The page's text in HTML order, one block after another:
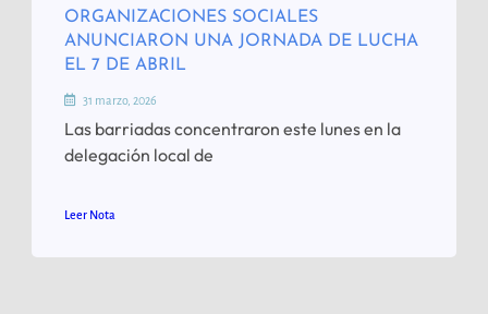
ORGANIZACIONES SOCIALES
ANUNCIARON UNA JORNADA DE LUCHA
EL 7 DE ABRIL
31 marzo, 2026
Las barriadas concentraron este lunes en la
delegación local de
Leer Nota